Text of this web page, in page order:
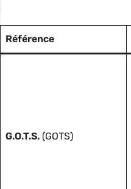
Référence
G.O.T.S. (GOTS)